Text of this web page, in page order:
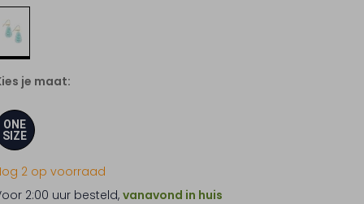
je maat:
ONE
SIZE
2 op voorraad
2:00 uur besteld, vanavond in huis